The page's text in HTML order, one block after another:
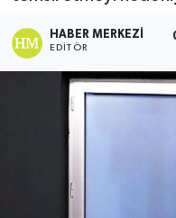
HABER MERKEZI
EDITÖR